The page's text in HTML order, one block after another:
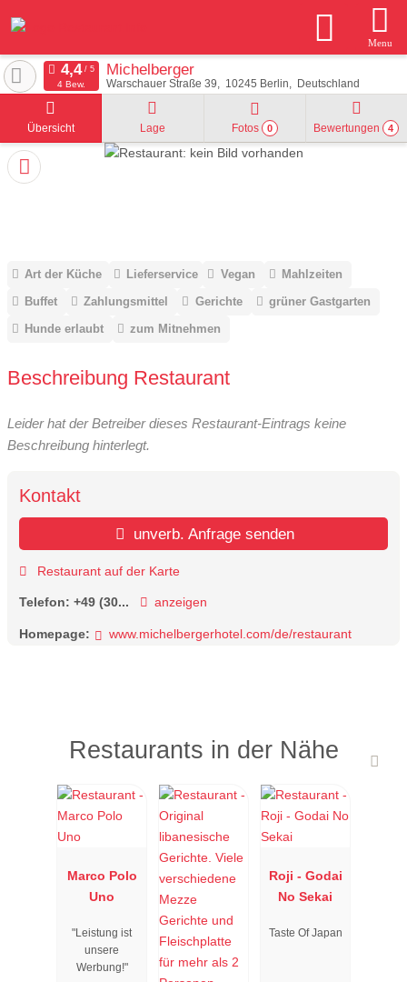
Menu
Michelberger
Warschauer Straße 39 10245 Berlin Deutschland
4 Bew.
Übersicht Lage Fotos 0 Bewertungen 4
Art der Küche Lieferservice Vegan
Mahlzeiten
Buffet
Zahlungsmittel Gerichte
grüner Gastgarten
Hunde erlaubt
zum Mitnehmen
Beschreibung Restaurant
Leider hat der Betreiber dieses Restaurant-Eintrags keine
Beschreibung hinterlegt.
Kontakt
unverb. Anfrage senden
Restaurant auf der Karte
Telefon: +49 (30... anzeigen
Homepage: www.michelbergerhotel.com/de/restaurant
Restaurants in der Nähe
Marco Polo
Uno
"Leistung ist
unsere
Werbung!"
Roji - Godai
No Sekai
Taste Of Japan